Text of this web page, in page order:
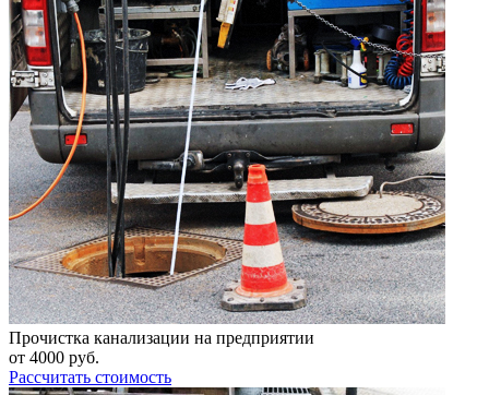
Прочистка канализации на предприятии
от 4000 руб.
Рассчитать стоимость